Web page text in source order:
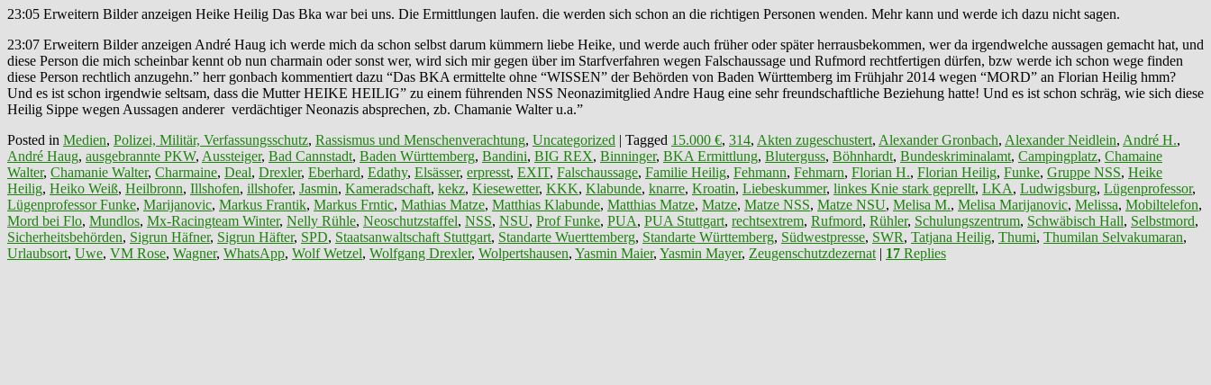
23:05 Erweitern Bilder anzeigen Heike Heilig Das Bka war bei uns. Die Ermittlungen laufen. die werden sich schon an die richtigen Personen wenden. Mehr kann und werde ich dazu nicht sagen.
23:07 Erweitern Bilder anzeigen André Haug ich werde mich da schon selbst darum kümmern liebe Heike, und werde auch früher oder später herrausbekommen, wer da irgendwelche aussagen gemacht hat, und
diese Person die mich scheinbar kennt ob nun charmain oder sonst wer, wird sich mir gegen über im Starfverfahren wegen Falschaussage und Rufmord rechtfertigen dürfen, bzw werde ich schon wege finden
diese Person rechtlich anzugehn.” herr gonbach kommentiert dazu “Das BKA ermittelte ohne “WISSEN” der Behörden von Baden Württemberg im Frühjahr 2014 wegen “MORD” an Florian Heilig hmm?
Und es ist schon irgendwie seltsam, dass die Mutter HEIKE HEILIG” zu einem führenden NSS Neonazimitglied Andre Haug eine sehr freundschaftliche Beziehung hatte! Und es ist schon schräg, wie sich diese
Heilig Sippe wegen Aussagen anderer verdächtiger Neonazis absprechen, zb. Chamanie Walter u.a.”
Posted in Medien, Polizei, Militär, Verfassungsschutz, Rassismus und Menschenverachtung, Uncategorized | Tagged 15.000 €, 314, Akten zugeschustert, Alexander Gronbach, Alexander Neidlein, André H.,
André Haug, ausgebrannte PKW, Aussteiger, Bad Cannstadt, Baden Württemberg, Bandini, BIG REX, Binninger, BKA Ermittlung, Bluterguss, Böhnhardt, Bundeskriminalamt, Campingplatz, Chamaine
Walter, Chamanie Walter, Charmaine, Deal, Drexler, Eberhard, Edathy, Elsässer, erpresst, EXIT, Falschaussage, Familie Heilig, Fehmann, Fehmarn, Florian H., Florian Heilig, Funke, Gruppe NSS, Heike
Heilig, Heiko Weiß, Heilbronn, Illshofen, illshofer, Jasmin, Kameradschaft, kekz, Kiesewetter, KKK, Klabunde, knarre, Kroatin, Liebeskummer, linkes Knie stark geprellt, LKA, Ludwigsburg, Lügenprofessor,
Lügenprofessor Funke, Marijanovic, Markus Frantik, Markus Frntic, Mathias Matze, Matthias Klabunde, Matthias Matze, Matze, Matze NSS, Matze NSU, Melisa M., Melisa Marijanovic, Melissa, Mobiltelefon,
Mord bei Flo, Mundlos, Mx-Racingteam Winter, Nelly Rühle, Neoschutzstaffel, NSS, NSU, Prof Funke, PUA, PUA Stuttgart, rechtsextrem, Rufmord, Rühler, Schulungszentrum, Schwäbisch Hall, Selbstmord,
Sicherheitsbehörden, Sigrun Häfner, Sigrun Häfter, SPD, Staatsanwaltschaft Stuttgart, Standarte Wuerttemberg, Standarte Württemberg, Südwestpresse, SWR, Tatjana Heilig, Thumi, Thumilan Selvakumaran,
Urlaubsort, Uwe, VM Rose, Wagner, WhatsApp, Wolf Wetzel, Wolfgang Drexler, Wolpertshausen, Yasmin Maier, Yasmin Mayer, Zeugenschutzdezernat | 17 Replies